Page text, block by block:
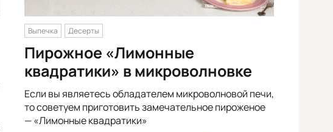
Выпечка Десерты
Пирожное «Лимонные
квадратики» в микроволновке
Если вы являетесь обладателем микроволновой печи,
то советуем приготовить замечательное пироженое
— «Лимонные квадратики»